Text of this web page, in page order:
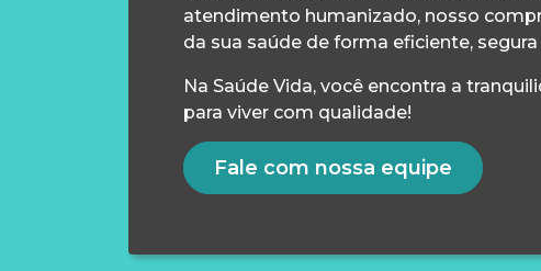
atendimento humanizado, nosso
da sua saúde de forma eficiente,
Na Saúde Vida, você encontra a
para viver com qualidade!
Fale com nossa equipe